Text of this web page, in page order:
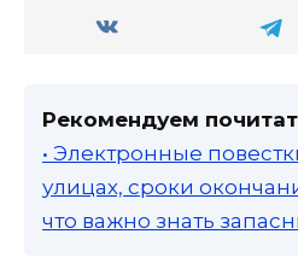
Рекомендуем
• Электронные
улицах, сроки
что важно знать